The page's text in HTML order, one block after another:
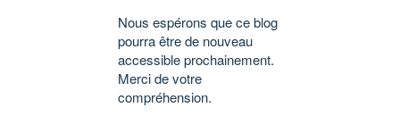
Nous espérons que ce blog
pourra être de nouveau
accessible prochainement.
Merci de votre
compréhension.